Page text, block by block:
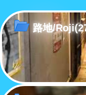
路地/Roji